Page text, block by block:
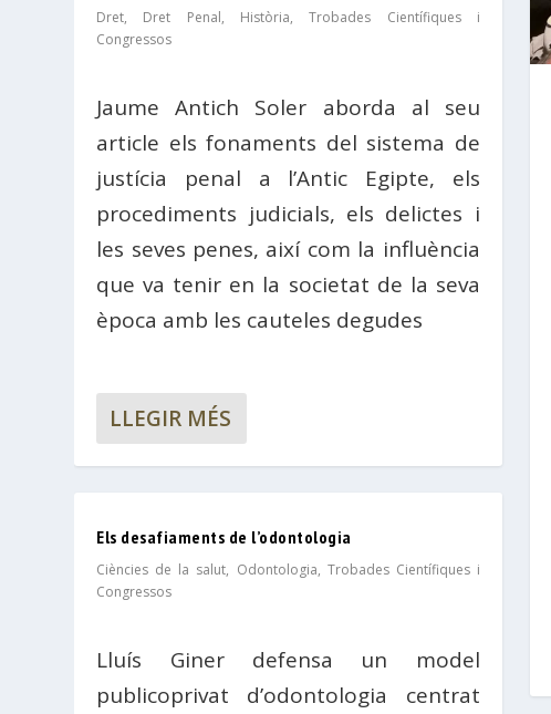
Dret, Dret Penal, Història,Trobades Científiques i
Congressos
Jaume Antich Soler aborda al seu
article els fonaments del sistema de
justícia penal a l’Antic Egipte, els
procediments judicials, els delictes i
les seves penes, així com la influència
que va tenir en la societat de la seva
època amb les cauteles degudes
LLEGIR MÉS
Els desafiaments de l’odontologia
Ciències de la salut, Odontologia, Trobades Científiques i
Congressos
Lluís Giner defensa un model
publicoprivat d’odontologia centrat